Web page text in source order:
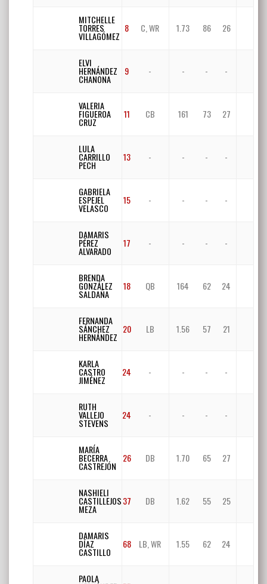
MITCHELLE
TORRES
VILLAGÓMEZ
8 C, WR 1.73 86 26
ELVI
HERNÁNDEZ
CHANONA
9 - - - -
VALERIA
FIGUEROA
CRUZ
11 CB 161 73 27
LULA
CARRILLO
PECH
13 - - - -
GABRIELA
ESPEJEL
VELASCO
15 - - - -
DAMARIS
PÉREZ
ALVARADO
17 - - - -
BRENDA
GONZÁLEZ
SALDAÑA
18 QB 164 62 24
FERNANDA
SÁNCHEZ
HERNÁNDEZ
20 LB 1.56 57 21
KARLA
CASTRO
JIMÉNEZ
24 - - - -
RUTH
VALLEJO
STEVENS
24 - - - -
MARÍA
BECERRA
CASTREJÓN
26 DB 1.70 65 27
NASHIELI
CASTILLEJOS
MEZA
37 DB 1.62 55 25
DAMARIS
DÍAZ
CASTILLO
68 LB, WR 1.55 62 24
PAOLA